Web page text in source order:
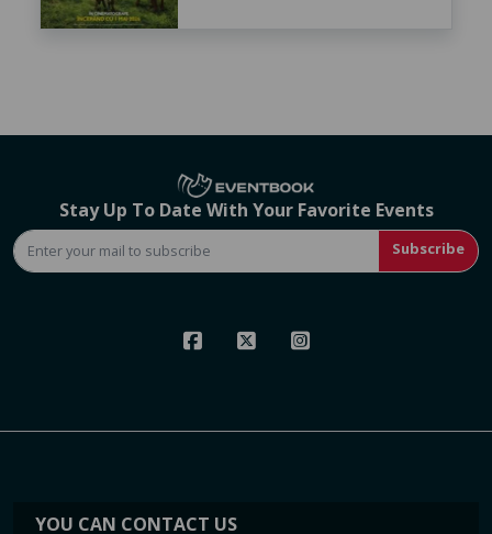
Stay Up To Date With Your Favorite Events
Subscribe
YOU CAN CONTACT US